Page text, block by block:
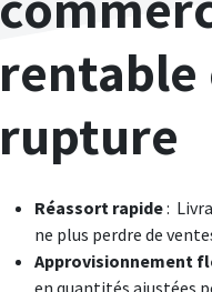
rentable
rupture
Réassort rapide:
ne plus perdre de
Approvisionnement